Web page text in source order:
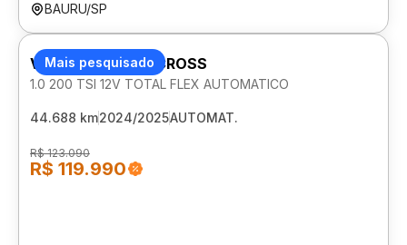
BAURU/SP
Mais pesquisado
VOLKSWAGEN T-CROSS
1.0 200 TSI 12V TOTAL FLEX AUTOMATICO
44.688 km2024/2025AUTOMAT.
R$ 123.090
R$ 119.990